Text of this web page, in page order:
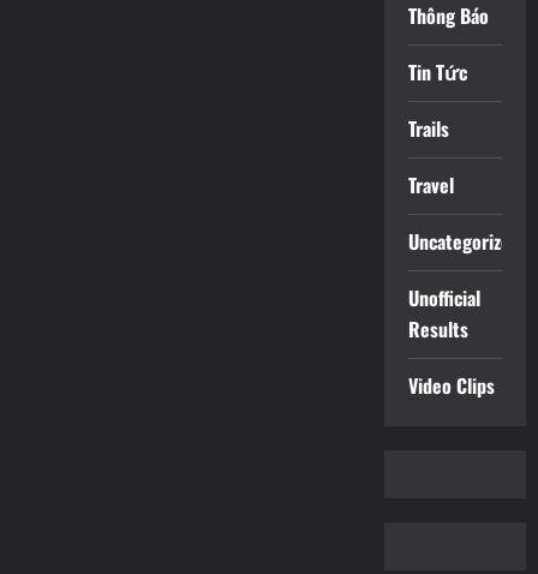
Thông Báo
Tin Tức
Trails
Travel
Uncategorized
Unofficial
Results
Video Clips